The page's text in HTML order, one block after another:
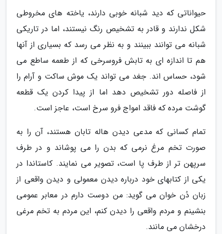
حیواناتی که دید شبانه خوبی دارند، یاخته های مخروطی
شکل ندارند و قادر به تشخیص رنگ نیستند، اما در تاریکی
شبانه می توانند ببینند و به نظر می رسد که بسیاری از آنها
هم تا اندازه ای به تابش فروسرخی که از طعمه ساطع می
شود، حساس اند. جغد می تواند یک موش ساکت و آرام را
از فاصله دور تشخیص دهد اما از پیدا کردن یک قطعه
گوشت مرده که فاقد امواج فرو سرخ است، عاجز است.
تمام کسانی که مدعی دیدن هاله تابان هستند، آن را به
صورت تخم مرغ نرمی که بدن را می پوشاند و در طرف
سرپهن تر از طرف پا است، تصویر می نمایند. کاستاندا در
یکی از کتابهای خود درباره دیدن معمولی و دیدن واقعی از
زبان دُن خوان می گوید: من دوست دارم در معابر عمومی
بنشینم و مردم واقعی را دیدن کنم، این مردم به تخم مرغی
درخشان می مانند.